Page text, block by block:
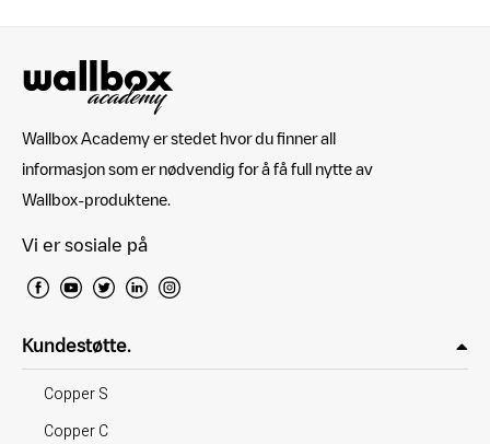
Wallbox Academy er stedet hvor du finner all
informasjon som er nødvendig for å få full nytte av
Wallbox-produktene.
Vi er sosiale på
Kundestøtte.
Copper S
Copper C